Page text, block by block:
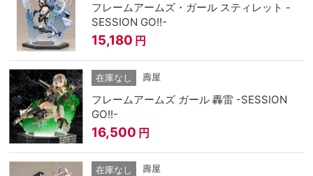
フレームアームズ・ガール スティレット -
SESSION GO!!-
15,180 円
在庫なし 壽屋
フレームアームズ ガール 轟雷 -SESSION
GO!!-
16,500 円
在庫なし 壽屋